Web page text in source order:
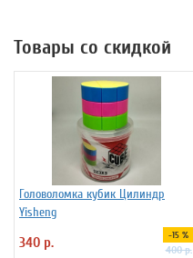
Товары со скидкой
Головоломка кубик Цилиндр
Yisheng
340 р. -15 %
400 р.